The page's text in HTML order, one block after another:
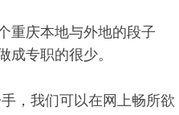
庆本地与外地的段子
成专职的很少。
，我们可以在网上畅所欲